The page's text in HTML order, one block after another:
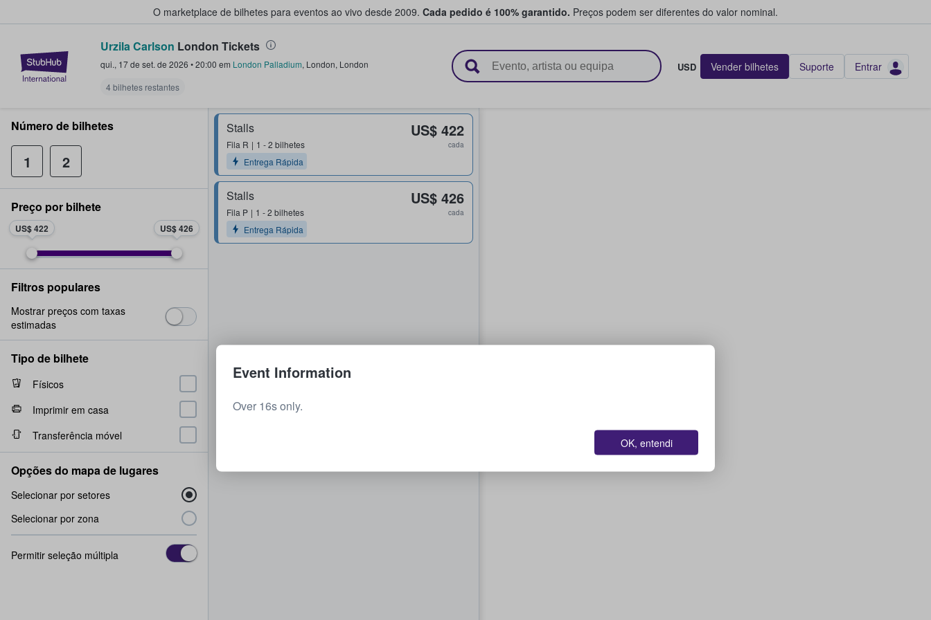
O marketplace de bilhetes para eventos ao vivo desde 2009. Cada pedido é 100% garantido. Preços podem ser diferentes do valor nominal.
StubHub – onde os fãs compram e vendem bilhetes
Urzila Carlson London Tickets
qui., 17 de set. de 2026 •20:00 em London Palladium, London, London
4 bilhetes restantes
USD Vender bilhetes Suporte Entrar
Stalls
Fila R
1 - 2 bilhetes
Entrega Rápida
US$ 422
cada
Stalls
Fila P
1 - 2 bilhetes
Entrega Rápida
US$ 426
cada
Número de bilhetes
1 2
Preço por bilhete
US$ 422 US$ 426
Filtros populares
Mostrar preços com taxas
estimadas
Tipo de bilhete
Físicos
Imprimir em casa
Transferência móvel
Opções do mapa de lugares
Selecionar por setores
Selecionar por zona
Permitir seleção múltipla
Event Information
Over 16s only.
OK, entendi